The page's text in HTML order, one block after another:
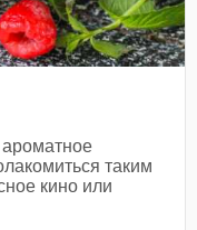
таким
кино или